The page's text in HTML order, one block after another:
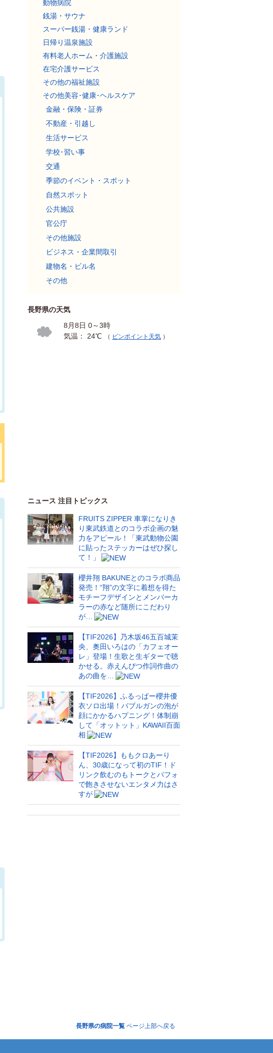
動物病院
銭湯・サウナ
スーパー銭湯・健康ランド
日帰り温泉施設
有料老人ホーム・介護施設
在宅介護サービス
その他の福祉施設
その他美容･健康･ヘルスケア
金融・保険・証券
不動産・引越し
生活サービス
学校･習い事
交通
季節のイベント・スポット
自然スポット
公共施設
官公庁
その他施設
ビジネス・企業間取引
建物名・ビル名
その他
長野県の天気
8月8日 0～3時
気温： 24℃
（ ピンポイント天気 ）
ニュース 注目トピックス
FRUITS ZIPPER 車掌になりき
り東武鉄道とのコラボ企画の魅
力をアピール！「東武動物公園
に貼ったステッカーはぜひ探し
て！」
櫻井翔 BAKUNEとのコラボ商品
発売！“翔”の文字に着想を得た
モチーフデザインとメンバーカ
ラーの赤など随所にこだわり
が…
【TIF2026】乃木坂46五百城茉
央、奥田いろはの「カフェオー
レ」登場！生歌と生ギターで聴
かせる。赤えんぴつ作詞作曲の
あの曲を…
【TIF2026】ふるっぱー櫻井優
衣ソロ出場！バブルガンの泡が
顔にかかるハプニング！体制崩
して「オットット」KAWAII百面
相
【TIF2026】ももクロあーり
ん、30歳になって初のTIF！ド
リンク飲むのもトークとパフォ
で飽きさせないエンタメ力はさ
すが
長野県の病院一覧 ページ上部へ戻る